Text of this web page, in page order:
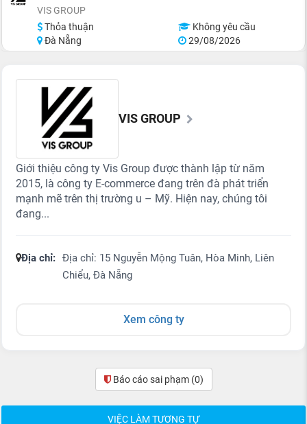
VIS GROUP
Thỏa thuận
Không yêu cầu
Đà Nẵng
29/08/2026
VIS GROUP
Giới thiệu công ty Vis Group được thành lập từ năm
2015, là công ty E-commerce đang trên đà phát triển
mạnh mẽ trên thị trường u – Mỹ. Hiện nay, chúng tôi
đang...
Địa chỉ: Địa chỉ: 15 Nguyễn Mộng Tuân, Hòa Minh, Liên
Chiểu, Đà Nẵng
Xem công ty
Báo cáo sai phạm (0)
VIỆC LÀM TƯƠNG TỰ